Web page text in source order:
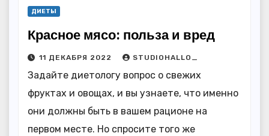
ДИЕТЫ
Красное мясо: польза и вред
11 ДЕКАБРЯ 2022 STUDIOHALLO_
Задайте диетологу вопрос о свежих
фруктах и овощах, и вы узнаете, что именно
они должны быть в вашем рационе на
первом месте. Но спросите того же